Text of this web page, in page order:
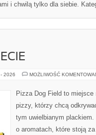
i chwilą tylko dla siebie.
2026 MOŻLIWOŚĆ
Pizza Dog Field to
pizzy, którzy chcą
tym uwielbianym
o aromatach, które stoją